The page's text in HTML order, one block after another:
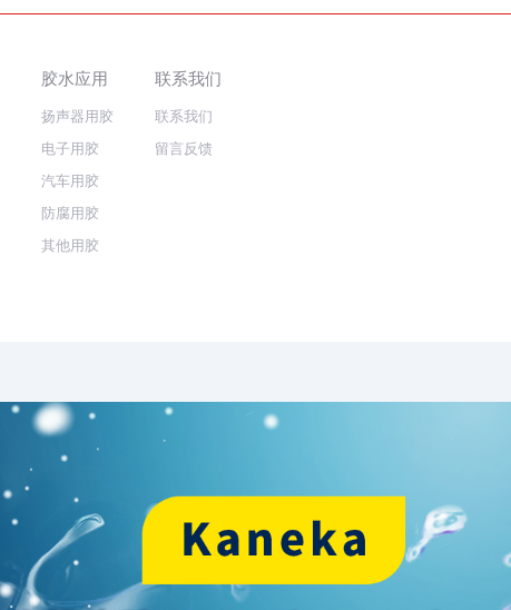
胶水应用
扬声器用胶
电子用胶
汽车用胶
防腐用胶
其他用胶
联系我们
联系我们
留言反馈